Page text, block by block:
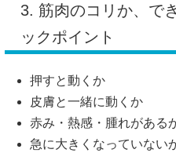
3. 筋肉のコリか、で
ックポイント
押すと動くか
皮膚と一緒に動くか
赤み・熱感・腫れがある
急に大きくなっていない